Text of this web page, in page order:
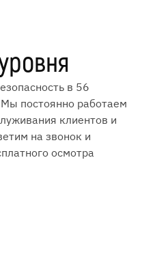
в 56
постоянно работаем
клиентов и
на звонок и
осмотра